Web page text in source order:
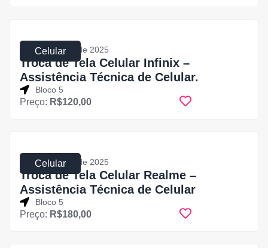
Celular
31 de julho de 2025
Troca de Tela Celular Infinix –
Assistência Técnica de Celular.
Bloco 5
Preço: R$120,00
Celular
31 de julho de 2025
Troca de Tela Celular Realme –
Assistência Técnica de Celular
Bloco 5
Preço: R$180,00